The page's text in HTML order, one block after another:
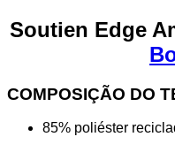
Soutien Edge
COMPOSIÇÃO DO
85% poliéster